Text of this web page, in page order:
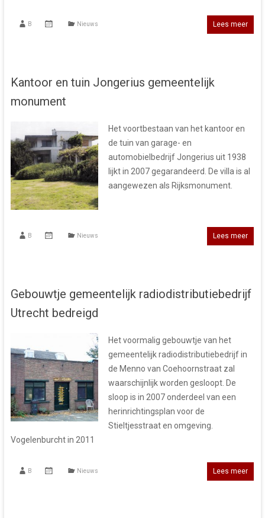
B Nieuws Lees meer
Kantoor en tuin Jongerius gemeentelijk
monument
Het voortbestaan van het kantoor en
de tuin van garage- en
automobielbedrijf Jongerius uit 1938
lijkt in 2007 gegarandeerd. De villa is al
aangewezen als Rijksmonument.
B Nieuws Lees meer
Gebouwtje gemeentelijk radiodistributiebedrijf
Utrecht bedreigd
Het voormalig gebouwtje van het
gemeentelijk radiodistributiebedrijf in
de Menno van Coehoornstraat zal
waarschijnlijk worden gesloopt. De
sloop is in 2007 onderdeel van een
herinrichtingsplan voor de
Stieltjesstraat en omgeving.
Vogelenburcht in 2011
B Nieuws Lees meer